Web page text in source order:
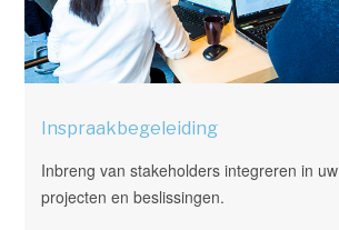
Inspraakbegeleiding
Inbreng van stakeholders integreren in uw
projecten en beslissingen.